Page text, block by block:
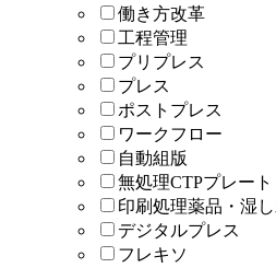
働き方改革
工程管理
プリプレス
プレス
ポストプレス
ワークフロー
自動組版
無処理CTPプレート
印刷処理薬品・湿
デジタルプレス
フレキソ